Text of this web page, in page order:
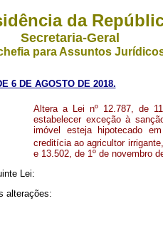
da
Secretaria-Geral
para Assuntos
6 DE AGOSTO DE 2018.
Altera a Lei nº 12.787, de
estabelecer exceção à
imóvel esteja hipotecado
creditícia ao agricultor
e 13.502, de 1º de novembro
Lei:
alterações: